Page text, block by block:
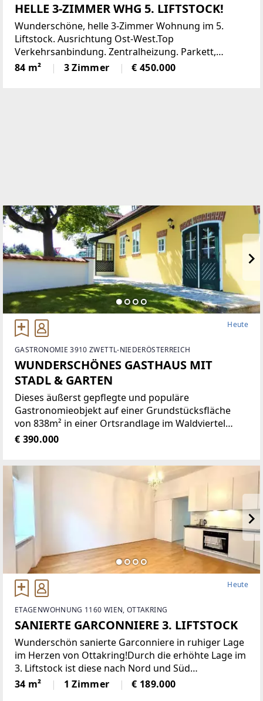
HELLE 3-ZIMMER WHG 5. LIFTSTOCK!
Wunderschöne, helle 3-Zimmer Wohnung im 5.
Liftstock. Ausrichtung Ost-West.Top
Verkehrsanbindung. Zentralheizung. Parkett,
Jalousien, Abstellraum. Kellerabteil.Diese
lichtdurchflutete Etagenwohnung bietet reichlich
84 m² 3 Zimmer € 450.000
Heute
GASTRONOMIE 3910 ZWETTL-NIEDERÖSTERREICH
WUNDERSCHÖNES GASTHAUS MIT
STADL & GARTEN
Dieses äußerst gepflegte und populäre
Gastronomieobjekt auf einer Grundstücksfläche
von 838m² in einer Ortsrandlage im Waldviertel
bietet eine Vielzahl von Nutzungsmöglichkeiten wie
€ 390.000
Heute
ETAGENWOHNUNG 1160 WIEN, OTTAKRING
SANIERTE GARCONNIERE 3. LIFTSTOCK
Wunderschön sanierte Garconniere in ruhiger Lage
im Herzen von Ottakring!Durch die erhöhte Lage im
3. Liftstock ist diese nach Nord und Süd
ausgerichtete Wohnung sehr hell und bietet eine
angenehme Wohnatmosphäre. Sie verfügt über
34 m² 1 Zimmer € 189.000